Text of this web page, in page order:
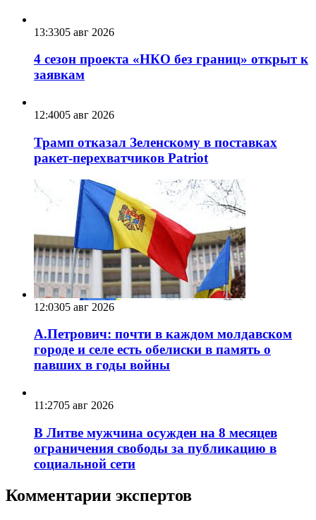
13:3305 авг 2026
4 сезон проекта «НКО без границ» открыт к
заявкам
12:4005 авг 2026
Трамп отказал Зеленскому в поставках
ракет-перехватчиков Patriot
12:0305 авг 2026
А.Петрович: почти в каждом молдавском
городе и селе есть обелиски в память о
павших в годы войны
11:2705 авг 2026
В Литве мужчина осужден на 8 месяцев
ограничения свободы за публикацию в
социальной сети
Комментарии экспертов